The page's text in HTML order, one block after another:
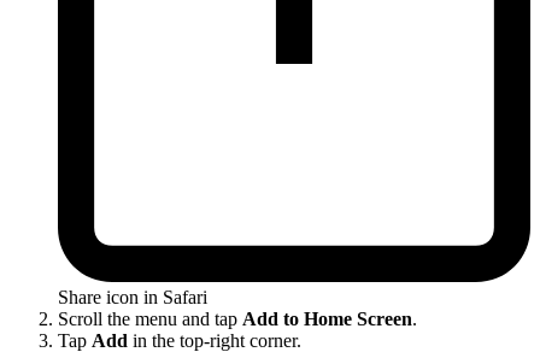
Share icon in Safari
Scroll the menu and tap Add to Home Screen.
Tap Add in the top-right corner.